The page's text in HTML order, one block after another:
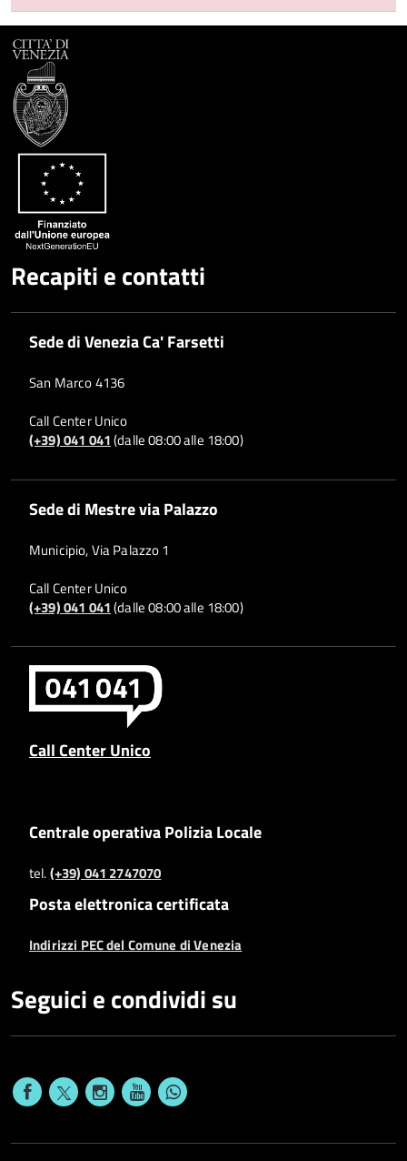
Recapiti e contatti
Sede di Venezia Ca' Farsetti
San Marco 4136
Call Center Unico
(+39) 041 041(dalle 08:00 alle 18:00)
Sede di Mestre via Palazzo
Municipio, Via Palazzo 1
Call Center Unico
(+39) 041 041(dalle 08:00 alle 18:00)
Call Center Unico
Centrale operativa Polizia Locale
tel.(+39) 041 2747070
Posta elettronica certificata
Indirizzi PEC del Comune di Venezia
Seguici e condividi su